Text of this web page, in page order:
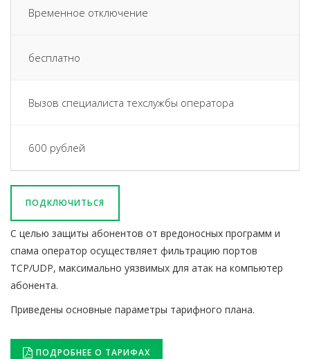
Временное отключение
бесплатно
Вызов специалиста техслужбы оператора
600 рублей
ПОДКЛЮЧИТЬСЯ
С целью защиты абонентов от вредоносных программ и
спама оператор осуществляет фильтрацию портов
TCP/UDP, максимально уязвимых для атак на компьютер
абонента.
Приведены основные параметры тарифного плана.
ПОДРОБНЕЕ О ТАРИФАХ